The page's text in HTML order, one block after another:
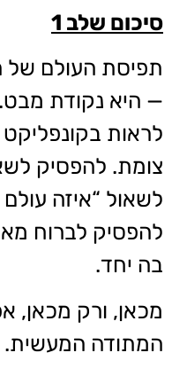
סיכום שלב 1
תפיסת העולם של
— היא נקודת
לראות בקונפליקט
צומת. להפסיק
לשאול “איזה עולם
להפסיק לברוח
בה יחד.
מכאן, ורק מכאן,
המתודה המעשית.